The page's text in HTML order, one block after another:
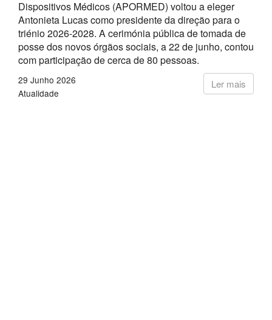
Dispositivos Médicos (APORMED) voltou a eleger
Antonieta Lucas como presidente da direção para o
triénio 2026-2028. A cerimónia pública de tomada de
posse dos novos órgãos sociais, a 22 de junho, contou
com participação de cerca de 80 pessoas.
Ler mais
29 Junho 2026
Atualidade